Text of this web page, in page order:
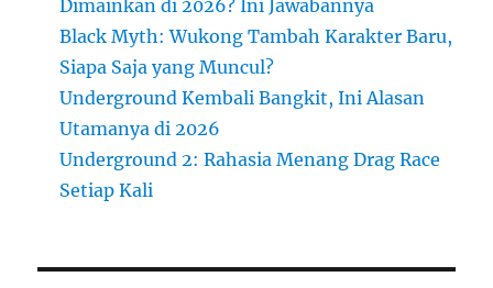
Dimainkan di 2026? Ini Jawabannya
Black Myth: Wukong Tambah Karakter Baru,
Siapa Saja yang Muncul?
Underground Kembali Bangkit, Ini Alasan
Utamanya di 2026
Underground 2: Rahasia Menang Drag Race
Setiap Kali